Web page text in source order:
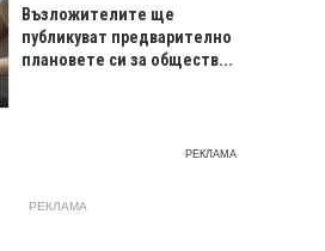
Възложителите ще
публикуват предварително
плановете си за обществ...
РЕКЛАМА
РЕКЛАМА